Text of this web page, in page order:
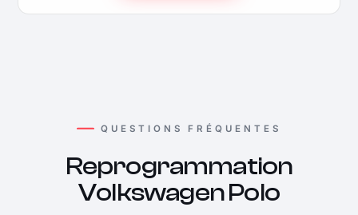
QUESTIONS FRÉQUENTES
Reprogrammation
Volkswagen Polo